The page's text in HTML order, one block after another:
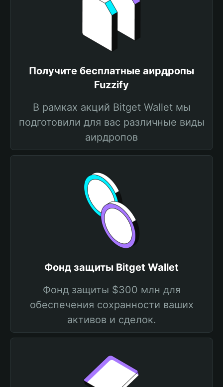
Получите бесплатные аирдропы
Fuzzify
В рамках акций Bitget Wallet мы
подготовили для вас различные виды
аирдропов
Фонд защиты Bitget Wallet
Фонд защиты $300 млн для
обеспечения сохранности ваших
активов и сделок.